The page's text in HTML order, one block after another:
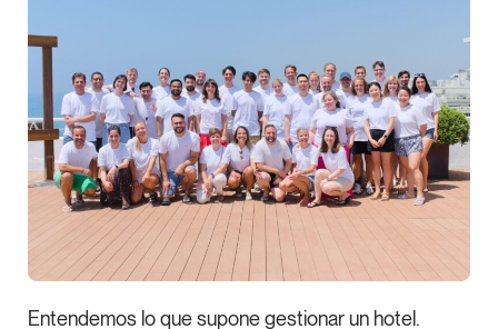
Entendemos lo que supone gestionar un hotel.